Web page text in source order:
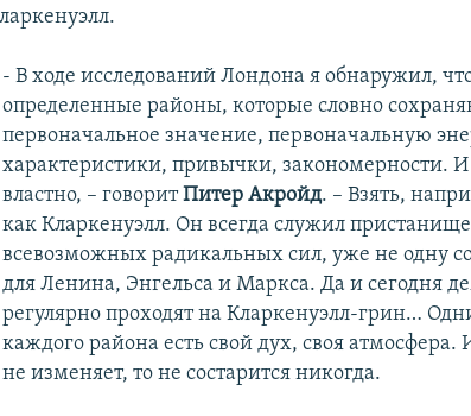
- В ходе исследований Лондона я обнаружил,
определенные районы, которые словно
первоначальное значение, первоначальную
характеристики, привычки, закономерности.
властно, – говоритПитер Акройд. – Взять,
как Кларкенуэлл. Он всегда служил
всевозможных радикальных сил, уже не одну
для Ленина, Энгельса и Маркса. Да и сегодня
регулярно проходят на Кларкенуэлл-грин…
каждого района есть свой дух, своя атмосфера.
не изменяет, то не состарится никогда.